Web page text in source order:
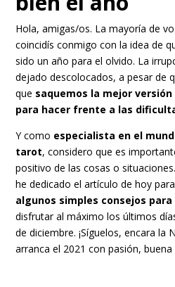
Hola, amigas/os. La mayoría de
coincidís conmigo con la idea de
sido un año para el olvido. La
dejado descolocados, a pesar de
que saquemos la mejor
para hacer frente a las
Y como especialista en el
tarot, considero que es
positivo de las cosas o
he dedicado el artículo de hoy
algunos simples consejos
disfrutar al máximo los últimos
de diciembre. ¡Síguelos, encara la
arranca el 2021 con pasión,